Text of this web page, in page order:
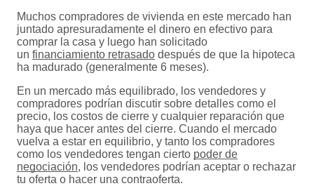
Muchos compradores de vivienda en este mercado han
juntado apresuradamente el dinero en efectivo para
comprar la casa y luego han solicitado
un financiamiento retrasado después de que la hipoteca
ha madurado (generalmente 6 meses).
En un mercado más equilibrado, los vendedores y
compradores podrían discutir sobre detalles como el
precio, los costos de cierre y cualquier reparación que
haya que hacer antes del cierre. Cuando el mercado
vuelva a estar en equilibrio, y tanto los compradores
como los vendedores tengan cierto poder de
negociación, los vendedores podrían aceptar o rechazar
tu oferta o hacer una contraoferta.